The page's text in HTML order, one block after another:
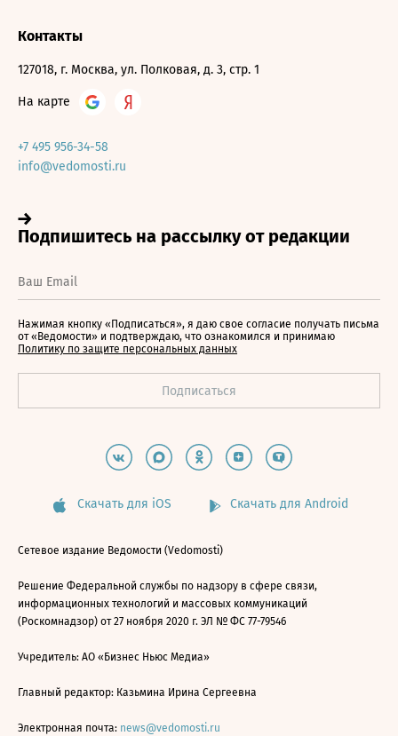
Контакты
127018, г. Москва, ул. Полковая, д. 3, стр. 1
На карте
+7 495 956-34-58
info@vedomosti.ru
Нажимая кнопку «Подписаться», я даю свое согласие получать письма
от «Ведомости» и подтверждаю, что ознакомился и принимаю
Политику по защите персональных данных
Скачать для iOS Скачать для Android
Сетевое издание Ведомости (Vedomosti)
Решение Федеральной службы по надзору в сфере связи,
информационных технологий и массовых коммуникаций
(Роскомнадзор) от 27 ноября 2020 г. ЭЛ № ФС 77-79546
Учредитель: АО «Бизнес Ньюс Медиа»
Главный редактор: Казьмина Ирина Сергеевна
Электронная почта: news@vedomosti.ru